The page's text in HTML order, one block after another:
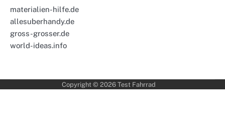
materialien-hilfe.de
allesuberhandy.de
gross-grosser.de
world-ideas.info
Copyright © 2026 Test Fahrrad